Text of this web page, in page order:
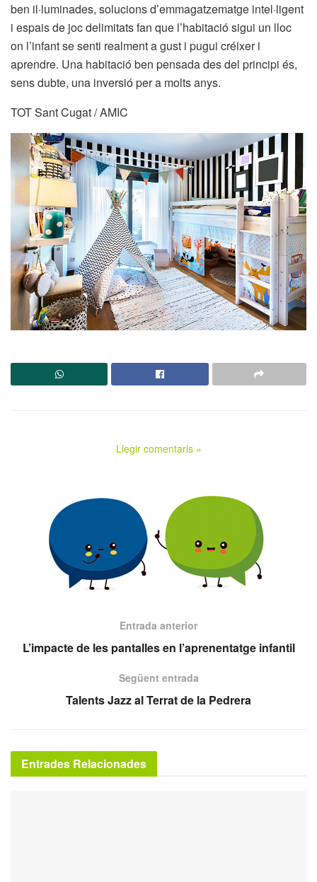
ben il·luminades, solucions d’emmagatzematge intel·ligent
i espais de joc delimitats fan que l’habitació sigui un lloc
on l’infant se senti realment a gust i pugui créixer i
aprendre. Una habitació ben pensada des del principi és,
sens dubte, una inversió per a molts anys.
TOT Sant Cugat / AMIC
Llegir comentaris »
Entrada anterior
L’impacte de les pantalles en l’aprenentatge infantil
Següent entrada
Talents Jazz al Terrat de la Pedrera
Entrades Relacionades